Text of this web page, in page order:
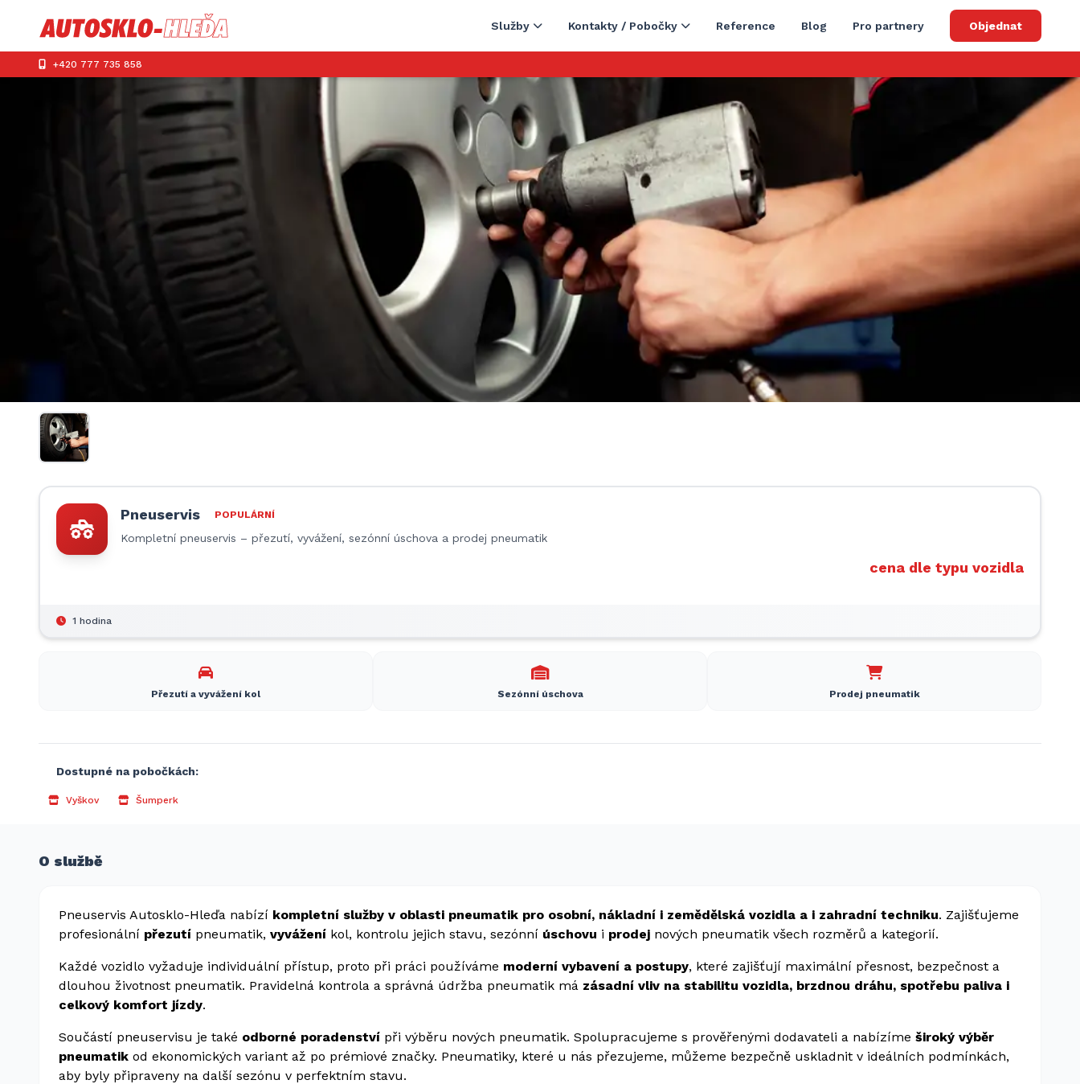
Služby Kontakty / Pobočky Reference Blog Pro partnery Objednat
+420 777 735 858
Pneuservis POPULÁRNÍ
Kompletní pneuservis – přezutí, vyvážení, sezónní úschova a prodej pneumatik
cena dle typu vozidla
1 hodina
Přezutí a vyvážení kol Sezónní úschova Prodej pneumatik
Dostupné na pobočkách:
Vyškov Šumperk
O službě
Pneuservis Autosklo-Hleďa nabízí kompletní služby v oblasti pneumatik pro osobní, nákladní i zemědělská vozidla a i zahradní techniku. Zajišťujeme
profesionální přezutí pneumatik, vyvážení kol, kontrolu jejich stavu, sezónní úschovu i prodej nových pneumatik všech rozměrů a kategorií.
Každé vozidlo vyžaduje individuální přístup, proto při práci používáme moderní vybavení a postupy, které zajišťují maximální přesnost, bezpečnost a
dlouhou životnost pneumatik. Pravidelná kontrola a správná údržba pneumatik má zásadní vliv na stabilitu vozidla, brzdnou dráhu, spotřebu paliva i
celkový komfort jízdy.
Součástí pneuservisu je také odborné poradenství při výběru nových pneumatik. Spolupracujeme s prověřenými dodavateli a nabízíme široký výběr
pneumatik od ekonomických variant až po prémiové značky. Pneumatiky, které u nás přezujeme, můžeme bezpečně uskladnit v ideálních podmínkách,
aby byly připraveny na další sezónu v perfektním stavu.